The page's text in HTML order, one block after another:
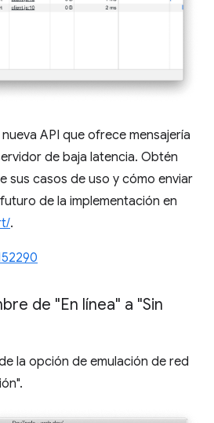
API que ofrece mensajería
de baja latencia. Obtén
sus casos de uso y cómo enviar
de la implementación en
.
de "En línea" a "Sin
la opción de emulación de red